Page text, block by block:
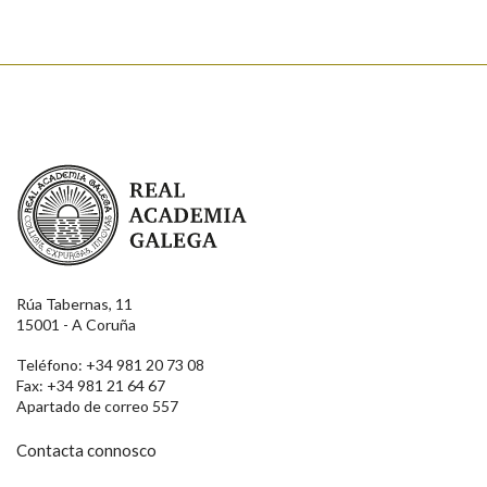
Real Academia Galega
Rúa Tabernas, 11
15001 - A Coruña
Teléfono: +34 981 20 73 08
Fax: +34 981 21 64 67
Apartado de correo 557
Contacta connosco